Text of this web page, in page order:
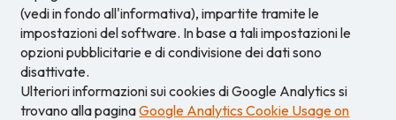
(vedi in fondo all'informativa), impartite tramite le
impostazioni del software. In base a tali impostazioni le
opzioni pubblicitarie e di condivisione dei dati sono
disattivate.
Ulteriori informazioni sui cookies di Google Analytics si
trovano alla paginaGoogle Analytics Cookie Usage on